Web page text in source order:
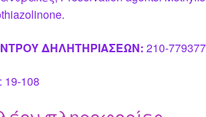
ΔΗΛΗΤΗΡΙΑΣΕΩΝ: 210-
19-108